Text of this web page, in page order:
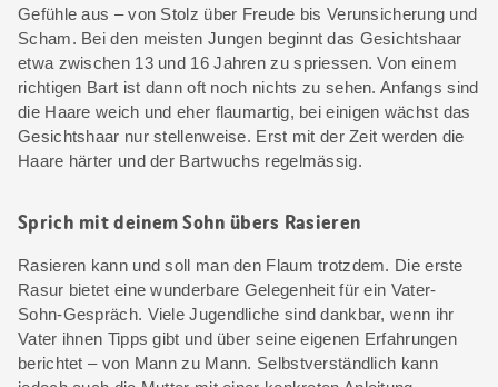
Gefühle aus – von Stolz über Freude bis Verunsicherung und
Scham. Bei den meisten Jungen beginnt das Gesichtshaar
etwa zwischen 13 und 16 Jahren zu spriessen. Von einem
richtigen Bart ist dann oft noch nichts zu sehen. Anfangs sind
die Haare weich und eher flaumartig, bei einigen wächst das
Gesichtshaar nur stellenweise. Erst mit der Zeit werden die
Haare härter und der Bartwuchs regelmässig.
Sprich mit deinem Sohn übers Rasieren
Rasieren kann und soll man den Flaum trotzdem. Die erste
Rasur bietet eine wunderbare Gelegenheit für ein Vater-
Sohn-Gespräch. Viele Jugendliche sind dankbar, wenn ihr
Vater ihnen Tipps gibt und über seine eigenen Erfahrungen
berichtet – von Mann zu Mann. Selbstverständlich kann